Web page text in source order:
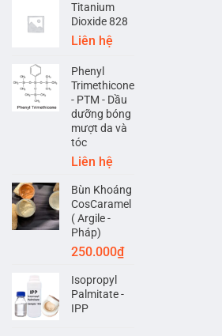
Titanium
Dioxide 828
Liên hệ
Phenyl
Trimethicone
- PTM - Dầu
dưỡng bóng
mượt da và
tóc
Liên hệ
Bùn Khoáng
CosCaramel
( Argile -
Pháp)
250.000₫
Isopropyl
Palmitate -
IPP